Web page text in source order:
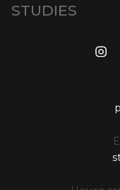
STUDIES